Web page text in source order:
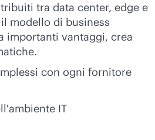
tra data center, edge e
modello di business
importanti vantaggi, crea
con ogni fornitore
IT